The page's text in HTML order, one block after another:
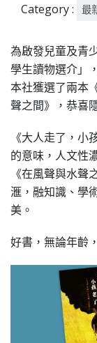
Category : 最
為啟發兒童及青
學生讀物選介」
本社獲選了兩本
聲之間》，恭喜
《大人走了，小
的意味，人文性
《在風聲與水聲
滙，融知識、學
美。
好書，無論年齡